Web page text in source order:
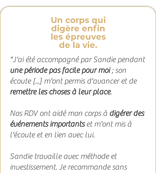
Un corps qui
digère enfin
les épreuves
de la vie.
"J'ai été accompagné par Sandie pendant
une période pas facile pour moi; son
écoute [...] m'ont permis d'avancer et de
remettre les choses à leur place.
Nos RDV ont aidé mon corps à digérer des
événements importantset m'ont mis à
l'écoute et en lien avec lui.
Sandie travaille avec méthode et
investissement. Je recommande sans